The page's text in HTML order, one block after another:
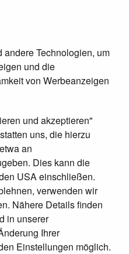
Technologien, um
und die
von Werbeanzeigen
und akzeptieren"
uns, die hierzu
an
Dies kann die
USA einschließen.
verwenden wir
Nähere Details finden
in unserer
Ihrer
Einstellungen möglich.